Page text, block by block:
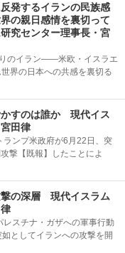
発するイランの民族感
の親日感情を裏切って
究センター理事長・宮
のイラン――米欧・イスラエ
界の日本への共感を裏切る
かすのは誰か 現代イス
田律
ンプ米政府が6月22日、突
撃【既報】したことによ
撃の深層 現代イスラム
スチナ・ガザへの軍事行動
としてイランへの攻撃を開